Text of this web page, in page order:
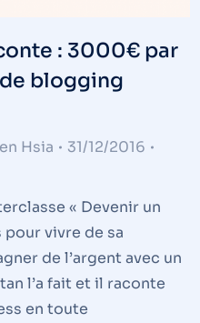
: 3000€ par
blogging
Hsia
31/12/2016
« Devenir un
pour vivre de sa
de l’argent avec un
l’a fait et il raconte
en toute